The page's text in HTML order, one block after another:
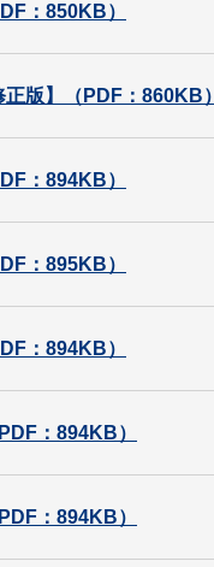
：850KB）
版】（PDF：860KB）
：894KB）
：895KB）
：894KB）
：894KB）
：894KB）